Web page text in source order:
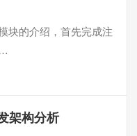
块的介绍，首先完成注
架构分析